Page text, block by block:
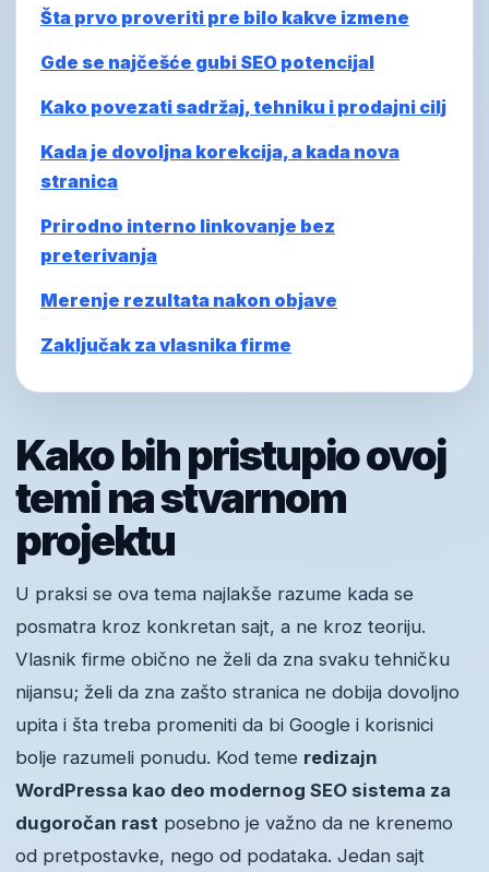
Šta prvo proveriti pre bilo kakve izmene
Gde se najčešće gubi SEO potencijal
Kako povezati sadržaj, tehniku i prodajni cilj
Kada je dovoljna korekcija, a kada nova
stranica
Prirodno interno linkovanje bez
preterivanja
Merenje rezultata nakon objave
Zaključak za vlasnika firme
Kako bih pristupio ovoj
temi na stvarnom
projektu
U praksi se ova tema najlakše razume kada se
posmatra kroz konkretan sajt, a ne kroz teoriju.
Vlasnik firme obično ne želi da zna svaku tehničku
nijansu; želi da zna zašto stranica ne dobija dovoljno
upita i šta treba promeniti da bi Google i korisnici
bolje razumeli ponudu. Kod teme redizajn
WordPressa kao deo modernog SEO sistema za
dugoročan rast posebno je važno da ne krenemo
od pretpostavke, nego od podataka. Jedan sajt